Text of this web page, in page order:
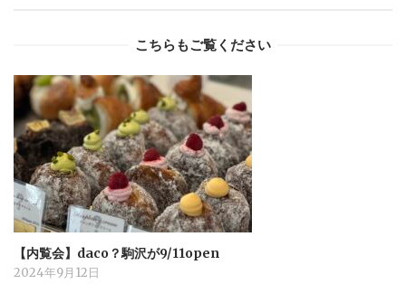
こちらもご覧ください
【内覧会】daco？駒沢が9/11open
2024年9月12日